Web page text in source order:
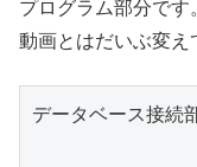
プログラム部分です
動画とはだいぶ変え
データベース接続